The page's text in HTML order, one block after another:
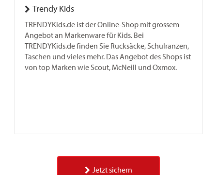
Trendy Kids
TRENDYKids.de ist der Online-Shop mit grossem
Angebot an Markenware für Kids. Bei
TRENDYKids.de finden Sie Rucksäcke, Schulranzen,
Taschen und vieles mehr. Das Angebot des Shops ist
von top Marken wie Scout, McNeill und Oxmox.
Jetzt sichern